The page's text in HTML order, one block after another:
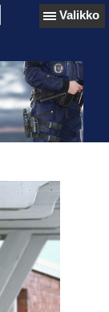
Valikko